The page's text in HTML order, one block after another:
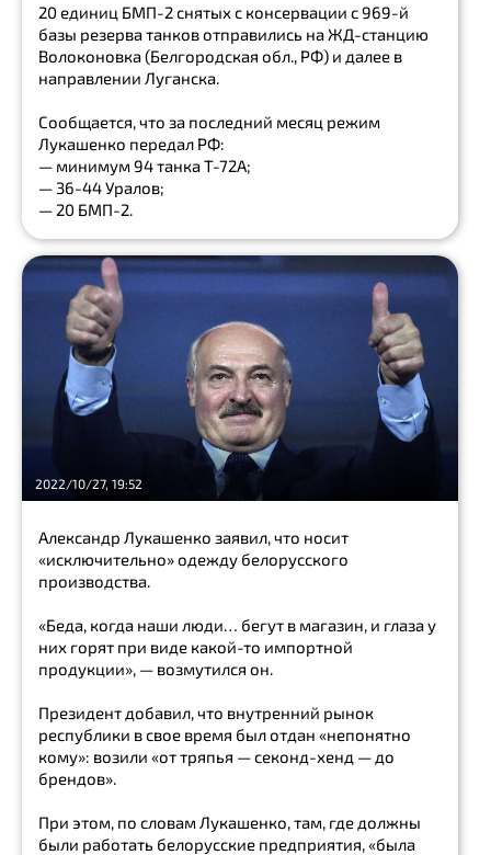
Криминал
Live
CHANNEL
Типичный
Миллионер
Beauty
Острослов
Libertà
Колесах
Медицина
будущего
Про
Про
Android
Дневник
Познания
Flower.md
Дневник
Здоровья
Все
спорт
20 единиц БМП-2 снятых с консервации с 969-й
базы резерва танков отправились на ЖД-станцию
Волоконовка (Белгородская обл., РФ) и далее в
направлении Луганска.
Сообщается, что за последний месяц режим
Лукашенко передал РФ:
— минимум 94 танка Т-72А;
— 36-44 Уралов;
— 20 БМП-2.
2022/10/27, 19:52
Александр Лукашенко заявил, что носит
«исключительно» одежду белорусского
производства.
«Беда, когда наши люди… бегут в магазин, и глаза у
них горят при виде какой-то импортной
продукции», — возмутился он.
Президент добавил, что внутренний рынок
республики в свое время был отдан «непонятно
кому»: возили «от тряпья — секонд-хенд — до
брендов».
При этом, по словам Лукашенко, там, где должны
были работать белорусские предприятия, «была